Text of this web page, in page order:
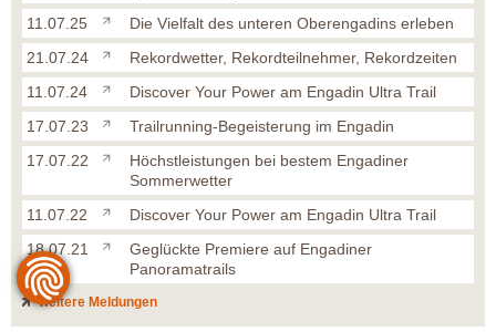
11.07.25
Die Vielfalt des unteren Oberengadins erleben
21.07.24
Rekordwetter, Rekordteilnehmer, Rekordzeiten
11.07.24
Discover Your Power am Engadin Ultra Trail
17.07.23
Trailrunning-Begeisterung im Engadin
17.07.22
Höchstleistungen bei bestem Engadiner
Sommerwetter
11.07.22
Discover Your Power am Engadin Ultra Trail
18.07.21
Geglückte Premiere auf Engadiner
Panoramatrails
weitere Meldungen